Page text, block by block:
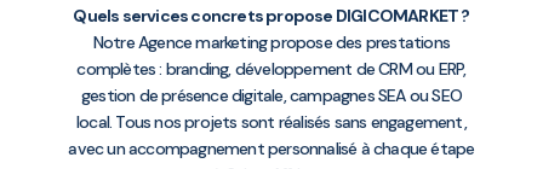
Quels services concrets propose DIGICOMARKET ?
Notre Agence marketing propose des prestations
complètes : branding, développement de CRM ou ERP,
gestion de présence digitale, campagnes SEA ou SEO
local. Tous nos projets sont réalisés sans engagement,
avec un accompagnement personnalisé à chaque étape